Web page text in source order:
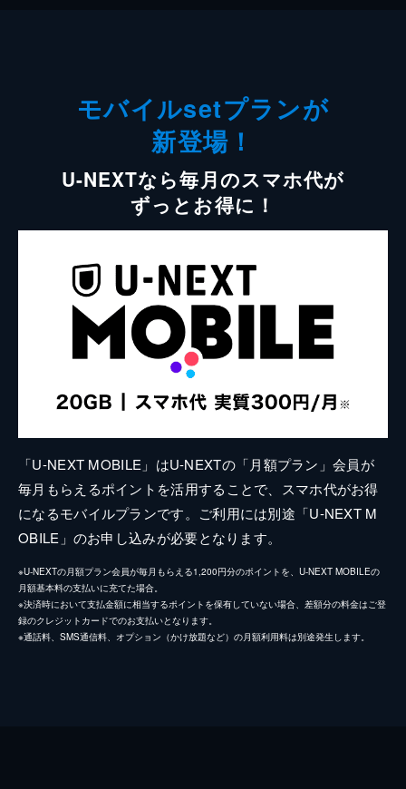
モバイルsetプランが
新登場！
U-NEXTなら毎月のスマホ代が
ずっとお得に！
「U-NEXT MOBILE」はU-NEXTの「月額プラン」会員が
毎月もらえるポイントを活用することで、スマホ代がお得
になるモバイルプランです。ご利用には別途「U-NEXT M
OBILE」のお申し込みが必要となります。
※U-NEXTの月額プラン会員が毎月もらえる1,200円分のポイントを、U-NEXT MOBILEの
月額基本料の支払いに充てた場合。
※決済時において支払金額に相当するポイントを保有していない場合、差額分の料金はご登
録のクレジットカードでのお支払いとなります。
※通話料、SMS通信料、オプション（かけ放題など）の月額利用料は別途発生します。